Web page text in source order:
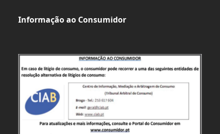
Informação ao Consumidor